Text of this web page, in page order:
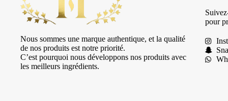
Nous sommes une marque authentique, et la qualité
de nos produits est notre priorité.
C’est pourquoi nous développons nos produits avec
les meilleurs ingrédients.
pour